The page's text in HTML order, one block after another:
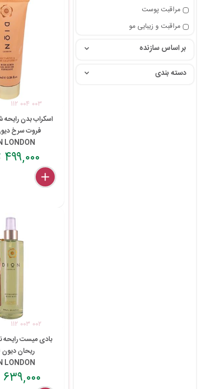
۱۱۲ ۰۰۴ ۰۰۳
اسکراب بدن رایحه
فروت سرخ
LONDON
۴۹۹,۰۰۰ تومان
delete
remove
add
۱۱۲ ۰۰۳ ۰۰۲
بادی میست رایحه
ریحان دیون
LONDON
۶۳۹,۰۰۰ تومان
مراقبت پوست
مراقبت و زیبایی مو
بر اساس سازنده
دسته بندی